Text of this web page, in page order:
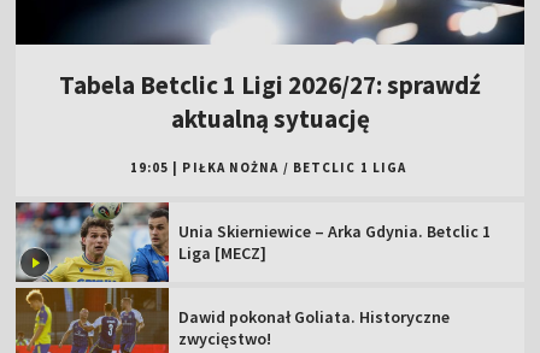
Tabela Betclic 1 Ligi 2026/27: sprawdź
aktualną sytuację
19:05 PIŁKA NOŻNA / BETCLIC 1 LIGA
Unia Skierniewice – Arka Gdynia. Betclic 1
Liga [MECZ]
Dawid pokonał Goliata. Historyczne
zwycięstwo!